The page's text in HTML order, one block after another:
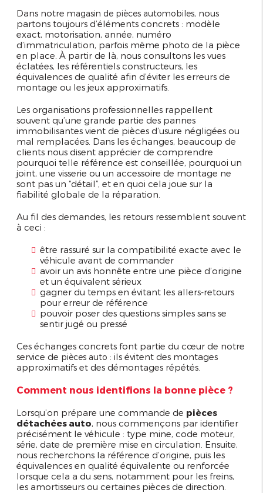
Dans notremagasin de pièces automobiles, nous
partons toujours d’éléments concrets : modèle
exact, motorisation, année, numéro
d’immatriculation, parfois même photo de la pièce
en place. À partir de là, nous consultons les vues
éclatées, les référentiels constructeurs, les
équivalences de qualité afin d’éviter les erreurs de
montage ou les jeux approximatifs.
Les organisations professionnelles rappellent
souvent qu’une grande partie des pannes
immobilisantes vient de pièces d’usure négligées ou
mal remplacées. Dans les échanges, beaucoup de
clients nous disent apprécier de comprendre
pourquoi telle référence est conseillée, pourquoi un
joint, une visserie ou un accessoire de montage ne
sont pas un “détail”, et en quoi cela joue sur la
fiabilité globale de la réparation.
Au fil des demandes, les retours ressemblent souvent
à ceci :
être rassuré sur la compatibilité exacte avec le
véhicule avant de commander
avoir un avis honnête entre une pièce d’origine
et un équivalent sérieux
gagner du temps en évitant les allers-retours
pour erreur de référence
pouvoir poser des questions simples sans se
sentir jugé ou pressé
Ces échanges concrets font partie du cœur de notre
service de pièces auto : ils évitent des montages
approximatifs et des démontages répétés.
Comment nous identifions la bonne pièce ?
Lorsqu’on prépare une commande de pièces
détachées auto, nous commençons par identifier
précisément le véhicule : type mine, code moteur,
série, date de première mise en circulation. Ensuite,
nous recherchons la référence d’origine, puis les
équivalences en qualité équivalente ou renforcée
lorsque cela a du sens, notamment pour les freins,
les amortisseurs ou certaines pièces de direction.